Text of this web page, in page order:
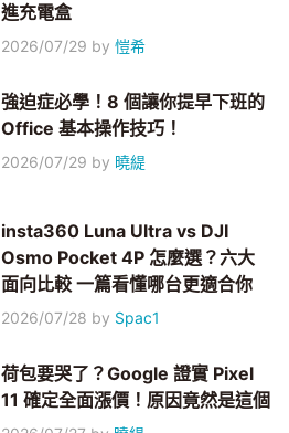
進充電盒
2026/07/29 by愷希
強迫症必學！8 個讓你提早下班的
Office 基本操作技巧！
2026/07/29 by 曉緹
insta360 Luna Ultra vs DJI
Osmo Pocket 4P 怎麼選？六大
面向比較 一篇看懂哪台更適合你
2026/07/28 by Spac1
荷包要哭了？Google 證實 Pixel
11 確定全面漲價！原因竟然是這個